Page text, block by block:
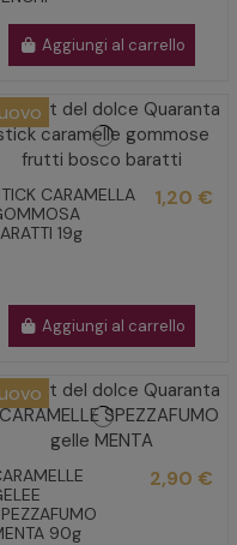
Aggiungi al carrello
CARAMELLA
19g
1,20 €
Aggiungi al carrello
90g
2,90 €